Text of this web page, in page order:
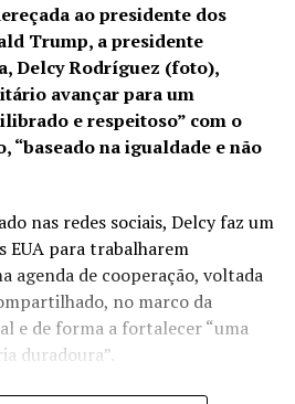
ao presidente dos
Trump, a presidente
Delcy Rodríguez (foto),
avançar para um
e respeitoso” com o
“baseado na igualdade e não
nas redes sociais, Delcy faz um
EUA para trabalharem
agenda de cooperação, voltada
no marco da
e de forma a fortalecer “uma
duradoura”.